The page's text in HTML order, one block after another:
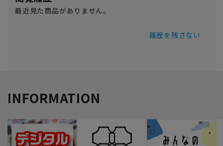
最近見た商品がありません。
履歴を残さない
INFORMATION